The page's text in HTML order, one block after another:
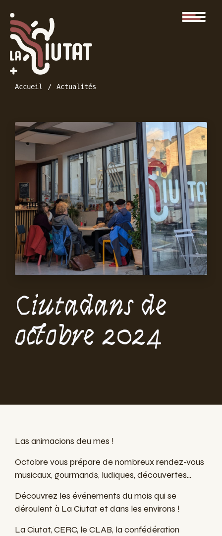
Accueil Actualités
Ciutadans de
octobre 2024
Las animacions deu mes !
Octobre vous prépare de nombreux rendez-vous
musicaux, gourmands, ludiques, découvertes...
Découvrez les événements du mois qui se
déroulent à La Ciutat et dans les environs !
La Ciutat, CERC, le CLAB, la confédération